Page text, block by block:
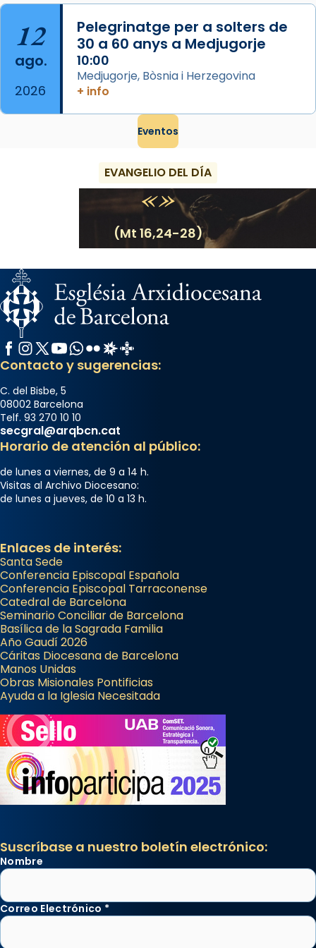
12
ago.
2026
Pelegrinatge per a solters de
30 a 60 anys a Medjugorje
10:00
Medjugorje, Bòsnia i Herzegovina
+ info
Eventos
EVANGELIO DEL DÍA
(Mt 16,24-28)
Facebook
Instagram
X / Twitter
YouTube
WhatsApp
FlickrRadio Estel
Catalunya Cristiana
Contacto y sugerencias:
C. del Bisbe, 5
08002 Barcelona
Telf. 93 270 10 10
secgral@arqbcn.cat
Horario de atención al público:
de lunes a viernes, de 9 a 14 h.
Visitas al Archivo Diocesano:
de lunes a jueves, de 10 a 13 h.
Enlaces de interés:
Santa Sede
Conferencia Episcopal Española
Conferencia Episcopal Tarraconense
Catedral de Barcelona
Seminario Conciliar de Barcelona
Basílica de la Sagrada Familia
Año Gaudí 2026
Cáritas Diocesana de Barcelona
Manos Unidas
Obras Misionales Pontificias
Ayuda a la Iglesia Necesitada
Suscríbase a nuestro boletín electrónico:
Nombre
Correo Electrónico *